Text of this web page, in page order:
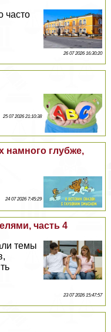
часто
26 07 2026 16:30:20
25 07 2026 21:10:38
намного глубже,
24 07 2026 7:45:29
часть 4
темы
23 07 2026 15:47:57